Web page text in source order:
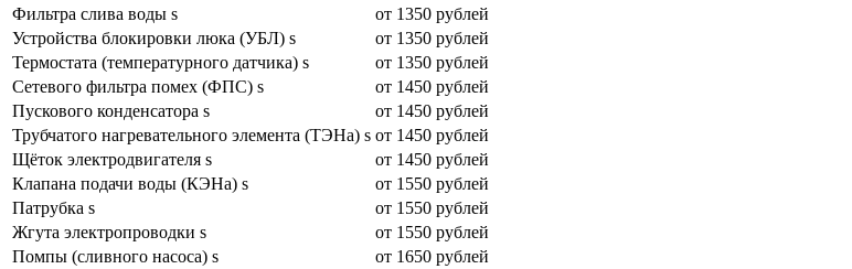
Фильтра слива воды s
от 1350 рублей
Устройства блокировки люка (УБЛ) s
от 1350 рублей
Термостата (температурного датчика) s
от 1350 рублей
Сетевого фильтра помех (ФПС) s
от 1450 рублей
Пускового конденсатора s
от 1450 рублей
Трубчатого нагревательного элемента (ТЭНа) s от 1450 рублей
Щёток электродвигателя s
от 1450 рублей
Клапана подачи воды (КЭНа) s
от 1550 рублей
Патрубка s
от 1550 рублей
Жгута электропроводки s
от 1550 рублей
Помпы (сливного насоса) s
от 1650 рублей